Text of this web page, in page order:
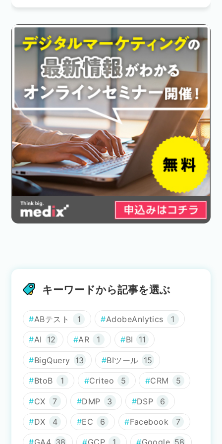
キーワードから記事を選ぶ
ABテスト 1 AdobeAnlytics 1
AI 12 AR 1 BI 11
BigQuery 13 BIツール 15
BtoB 1 Criteo 5 CRM 5
CX 7 DMP 3 DSP 6
DX 4 EC 6 Facebook 7